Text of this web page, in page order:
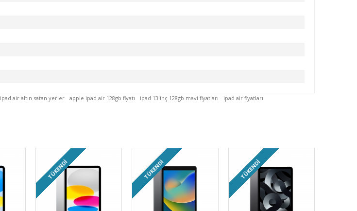
ipad air altın satan yerler apple ipad air 128gb fiyatı ipad 13 inç 128gb mavi fiyatları
ipad air fiyatları
TÜKENDI TÜKENDI TÜKENDI